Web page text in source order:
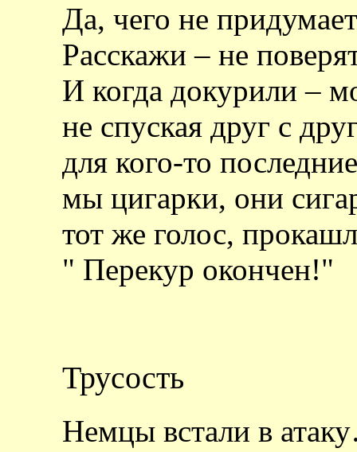
Да, чего не
Расскажи – не
И когда докурили –
не спуская друг с
для кого-то
мы цигарки, они
тот же голос,
" Перекур окончен!"
Трусость
Немцы встали в